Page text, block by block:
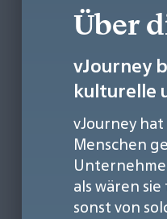
Über
vJourney
kulturelle
vJourney
Menschen
als wären
sonst von